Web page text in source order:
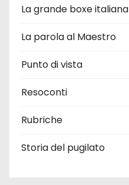
La grande boxe italiana
La parola al Maestro
Punto di vista
Resoconti
Rubriche
Storia del pugilato